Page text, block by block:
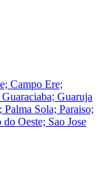
Campo Ere;
Guaruja
Sola; Paraiso;
Oeste; Sao Jose